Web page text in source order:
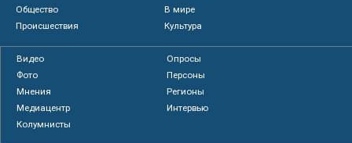
Общество
В мире
Происшествия
Культура
Видео
Опросы
Фото
Персоны
Мнения
Регионы
Медиацентр
Интервью
Колумнисты